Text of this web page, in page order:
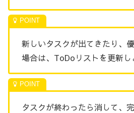
新しいタスクが出てきたり、
場合は、ToDoリストを更新し
タスクが終わったら消して、